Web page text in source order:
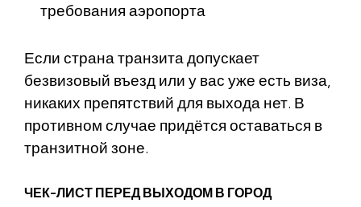
требования аэропорта
Если страна транзита допускает
безвизовый въезд или у вас уже есть виза,
никаких препятствий для выхода нет. В
противном случае придётся оставаться в
транзитной зоне.
ЧЕК-ЛИСТ ПЕРЕД ВЫХОДОМ В ГОРОД